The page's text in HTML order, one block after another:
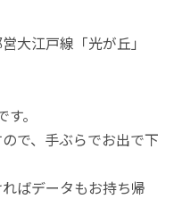
大江戸線「光が丘」
。
で、手ぶらでお出で下
ばデータもお持ち帰